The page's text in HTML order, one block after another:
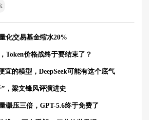
化交易基金缩水20%
Token价格战终于要结束了？
宜的模型，DeepSeek可能有这个底气
，梁文锋风评演进史
碾压三倍，GPT-5.6终于免费了